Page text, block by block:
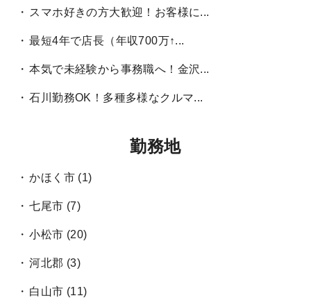
スマホ好きの方大歓迎！お客様に...
最短4年で店長（年収700万↑...
本気で未経験から事務職へ！金沢...
石川勤務OK！多種多様なクルマ...
勤務地
かほく市 (1)
七尾市 (7)
小松市 (20)
河北郡 (3)
白山市 (11)